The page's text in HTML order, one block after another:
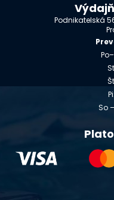
Podnikatelská
So